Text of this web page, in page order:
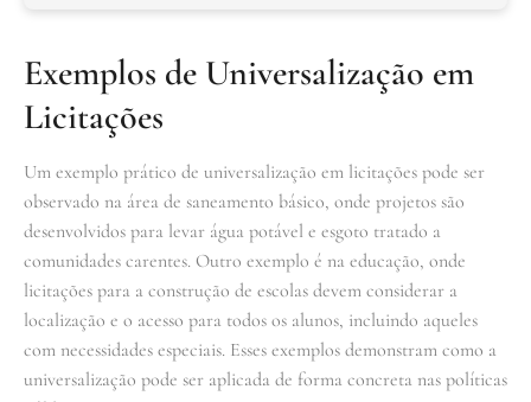
Exemplos de Universalização em
Licitações
Um exemplo prático de universalização em licitações pode ser
observado na área de saneamento básico, onde projetos são
desenvolvidos para levar água potável e esgoto tratado a
comunidades carentes. Outro exemplo é na educação, onde
licitações para a construção de escolas devem considerar a
localização e o acesso para todos os alunos, incluindo aqueles
com necessidades especiais. Esses exemplos demonstram como a
universalização pode ser aplicada de forma concreta nas políticas